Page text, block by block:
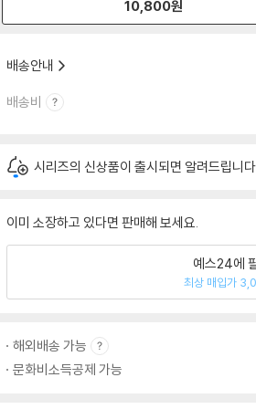
10,800원
배송안내
배송비
시리즈의 신상품이 출시되면 알려드립니
이미 소장하고 있다면 판매해 보세요.
예스24에
최상 매입가
해외배송 가능
문화비소득공제 가능